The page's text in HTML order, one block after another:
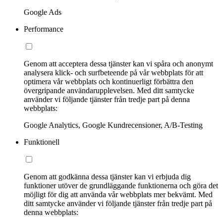
Google Ads
Performance
Genom att acceptera dessa tjänster kan vi spåra och anonymt
analysera klick- och surfbeteende på vår webbplats för att
optimera vår webbplats och kontinuerligt förbättra den
övergripande användarupplevelsen. Med ditt samtycke
använder vi följande tjänster från tredje part på denna
webbplats:
Google Analytics, Google Kundrecensioner, A/B-Testing
Funktionell
Genom att godkänna dessa tjänster kan vi erbjuda dig
funktioner utöver de grundläggande funktionerna och göra det
möjligt för dig att använda vår webbplats mer bekvämt. Med
ditt samtycke använder vi följande tjänster från tredje part på
denna webbplats: